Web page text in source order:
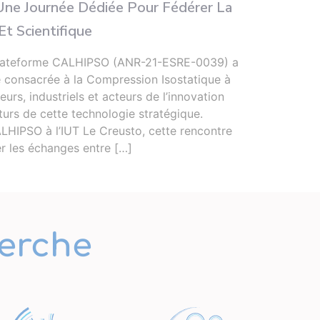
Journée Dédiée Pour Fédérer La
Scientifique
CALHIPSO (ANR-21-ESRE-0039) a
à la Compression Isostatique à
industriels et acteurs de l’innovation
de cette technologie stratégique.
à l’IUT Le Creusto, cette rencontre
les échanges entre […]